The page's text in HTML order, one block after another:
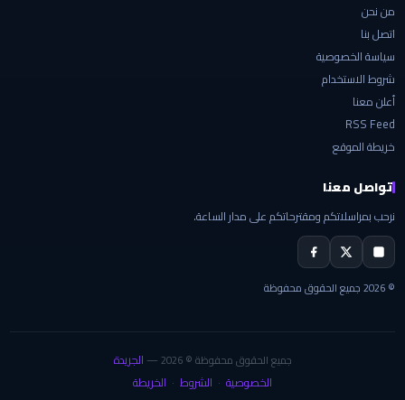
من نحن
اتصل بنا
سياسة الخصوصية
شروط الاستخدام
أعلن معنا
RSS Feed
خريطة الموقع
تواصل معنا
نرحب بمراسلاتكم ومقترحاتكم على مدار الساعة.
© 2026 جميع الحقوق محفوظة
جميع الحقوق محفوظة © 2026 —
الجريدة
الخصوصية · الشروط · الخريطة